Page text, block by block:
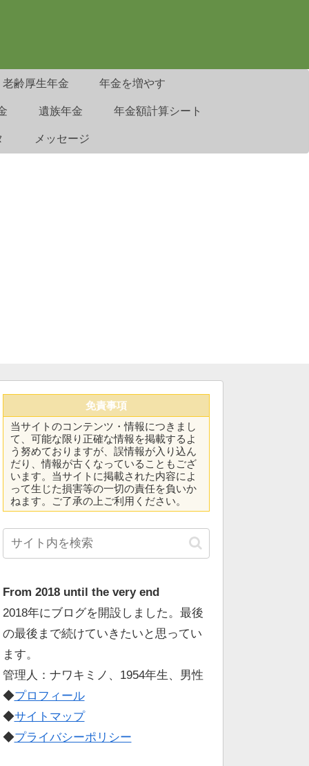
老齢厚生年金 年金を増やす
遺族年金 年金額計算シート
メッセージ
免責事項
当サイトのコンテンツ・情報につきまし
て、可能な限り正確な情報を掲載するよ
う努めておりますが、誤情報が入り込ん
だり、情報が古くなっていることもござ
います。当サイトに掲載された内容によ
って生じた損害等の一切の責任を負いか
ねます。ご了承の上ご利用ください。
From 2018 until the very end
2018年にブログを開設しました。最後
の最後まで続けていきたいと思ってい
ます。
管理人：ナワキミノ、1954年生、男性
◆プロフィール
◆サイトマップ
◆プライバシーポリシー